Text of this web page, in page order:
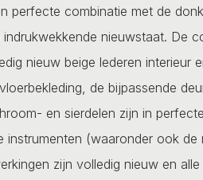
perfecte combinatie met de
nieuwstaat. De
nieuw beige lederen interieur
de bijpassende
en sierdelen zijn in
instrumenten (waaronder ook
zijn volledig nieuw en